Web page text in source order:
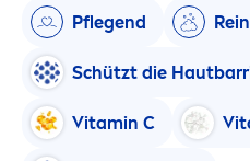
Pflegend
Schützt die
Vitamin C